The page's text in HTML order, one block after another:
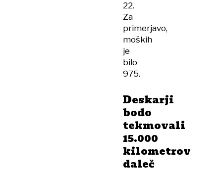
22.
Za
primerjavo,
moških
je
bilo
975.
Deskarji
bodo
tekmovali
15.000
kilometrov
daleč